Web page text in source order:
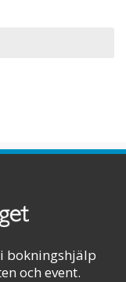
bokningshjälp
och event.